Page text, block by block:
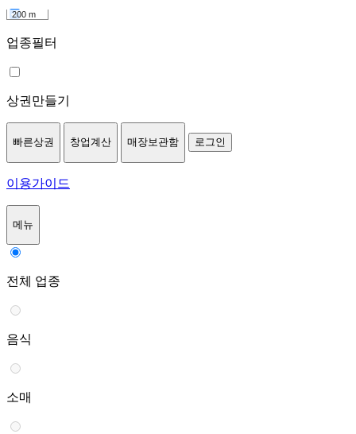
200 m
업종필터
상권만들기
빠른상권 창업계산 매장보관함 로그인
이용가이드
메뉴
전체 업종
음식
소매